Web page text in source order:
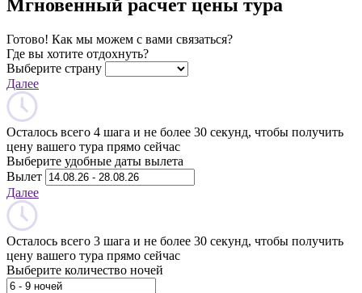
Мгновенный расчет цены тура
Готово! Как мы можем с вами связаться?
Где вы хотите отдохнуть?
Выберите страну
Далее
Осталось всего 4 шага и не более 30 секунд, чтобы получить
цену вашего тура прямо сейчас
Выберите удобные даты вылета
Вылет
Далее
Осталось всего 3 шага и не более 30 секунд, чтобы получить
цену вашего тура прямо сейчас
Выберите количество ночей